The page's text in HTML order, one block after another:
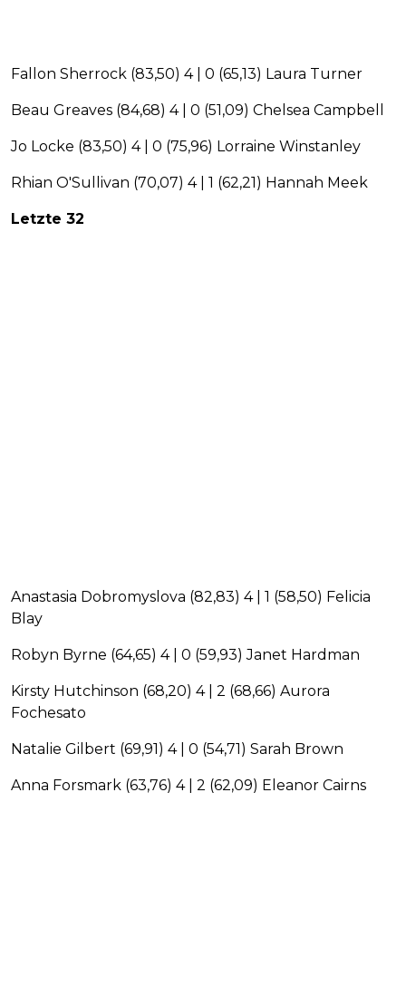
Fallon Sherrock (83,50) 4 | 0 (65,13) Laura Turner
Beau Greaves (84,68) 4 | 0 (51,09) Chelsea Campbell
Jo Locke (83,50) 4 | 0 (75,96) Lorraine Winstanley
Rhian O'Sullivan (70,07) 4 | 1 (62,21) Hannah Meek
Letzte 32
Anastasia Dobromyslova (82,83) 4 | 1 (58,50) Felicia
Blay
Robyn Byrne (64,65) 4 | 0 (59,93) Janet Hardman
Kirsty Hutchinson (68,20) 4 | 2 (68,66) Aurora
Fochesato
Natalie Gilbert (69,91) 4 | 0 (54,71) Sarah Brown
Anna Forsmark (63,76) 4 | 2 (62,09) Eleanor Cairns